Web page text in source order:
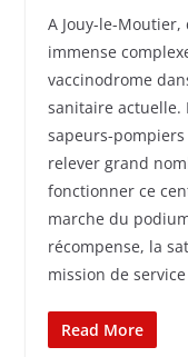
A Jouy-le-Moutier,
immense
vaccinodrome
sanitaire actuelle.
sapeurs-
relever grand
fonctionner ce
marche du
récompense, la
mission de
Read More